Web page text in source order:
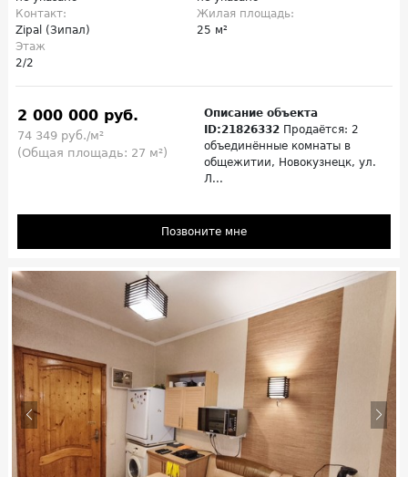
Контакт:
Zipal (Зипал)
Жилая площадь:
25 м²
Этаж
2/2
2 000 000 руб.
74 349 руб./м²
(Общая площадь: 27 м²)
Описание объекта
ID:21826332 Продаётся: 2
объединённые комнаты в
общежитии, Новокузнецк, ул.
Л...
Позвоните мне